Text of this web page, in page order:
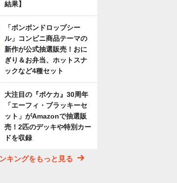
結果】
「ボンボンドロップシー
ル」コンビニ商品テーマの
新作が公式抽選販売！おに
ぎり＆お弁当、ホットスナ
ックなど4種セット
大注目の『ポケカ』30周年
「エーフィ・ブラッキーセ
ット」がAmazonで抽選販
売！2匹のデッキや特別カー
ドを収録
キングをもっと見る